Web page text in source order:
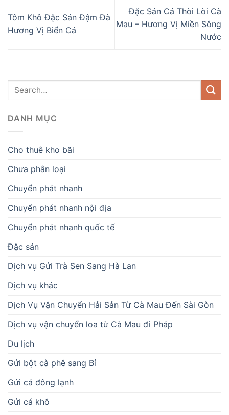
Tôm Khô Đặc Sản Đậm Đà
Hương Vị Biển Cả
Đặc Sản Cá Thòi Lòi Cà
Mau – Hương Vị Miền Sông
Nước
DANH MỤC
Cho thuê kho bãi
Chưa phân loại
Chuyển phát nhanh
Chuyển phát nhanh nội địa
Chuyển phát nhanh quốc tế
Đặc sản
Dịch vụ Gửi Trà Sen Sang Hà Lan
Dịch vụ khác
Dịch Vụ Vận Chuyển Hải Sản Từ Cà Mau Đến Sài Gòn
Dịch vụ vận chuyển loa từ Cà Mau đi Pháp
Du lịch
Gửi bột cà phê sang Bỉ
Gửi cá đông lạnh
Gửi cá khô